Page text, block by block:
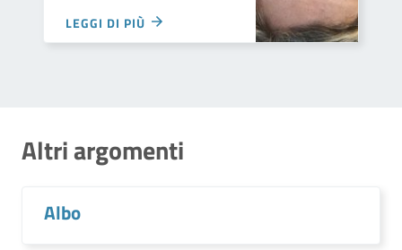
LEGGI DI PIÙ
Altri argomenti
Albo